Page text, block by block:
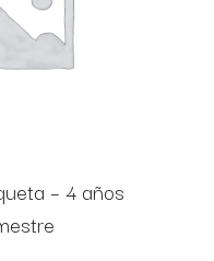
– 4 años